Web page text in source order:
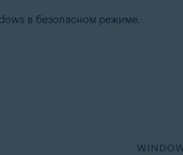
в безопасном режиме.